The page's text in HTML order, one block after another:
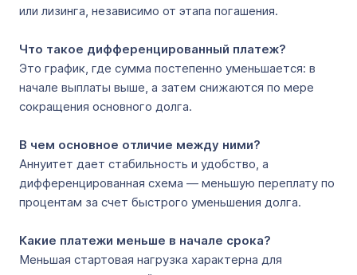
или лизинга, независимо от этапа погашения.
Что такое дифференцированный платеж?
Это график, где сумма постепенно уменьшается: в
начале выплаты выше, а затем снижаются по мере
сокращения основного долга.
В чем основное отличие между ними?
Аннуитет дает стабильность и удобство, а
дифференцированная схема — меньшую переплату по
процентам за счет быстрого уменьшения долга.
Какие платежи меньше в начале срока?
Меньшая стартовая нагрузка характерна для